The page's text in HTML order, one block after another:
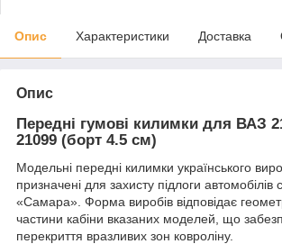
Опис Характеристики Доставка
Опис
Передні гумові килимки для ВАЗ
21099 (борт 4.5 см)
Модельні передні килимки українського
призначені для захисту підлоги автомобілів
«Самара». Форма виробів відповідає
частини кабіни вказаних моделей, що
перекриття вразливих зон ковроліну.